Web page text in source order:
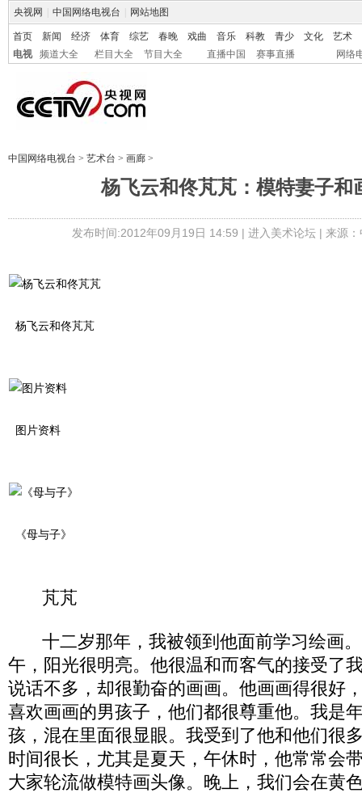
央视网 中国网络电视台 网站地图
首页 新闻 经济 体育 综艺 春晚 戏曲 音乐 科教 青少 文化
艺术
电视
频道大全 栏目大全 节目大全 直播中国 赛事直播 网络
中国网络电视台 > 艺术台 > 画廊 >
杨飞云和佟芃芃：模特妻子和
发布时间:2012年09月19日 14:59 | 进入美术论坛| 来源
杨飞云和佟芃芃
图片资料
《母与子》
芃芃
十二岁那年，我被领到他面前学习绘画。
午，阳光很明亮。他很温和而客气的接受了
说话不多，却很勤奋的画画。他画画得很好
喜欢画画的男孩子，他们都很尊重他。我是
孩，混在里面很显眼。我受到了他和他们很
时间很长，尤其是夏天，午休时，他常常会
大家轮流做模特画头像。晚上，我们会在黄